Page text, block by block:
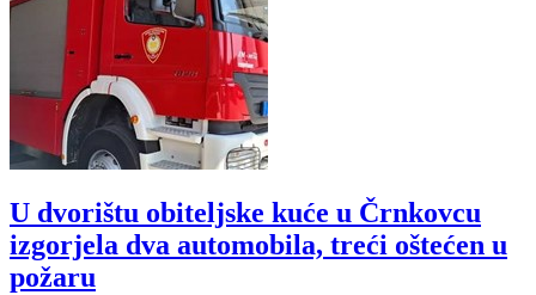
U dvorištu obiteljske kuće u Črnkovcu
izgorjela dva automobila, treći oštećen u
požaru